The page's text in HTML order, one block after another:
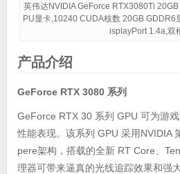
英伟达NVIDIA GeForce RTX3080Ti
PU显卡,10240 CUDA核数 20GB GDDR6
isplayPort 1.4a,双
产品介绍
GeForce RTX 3080 系列
GeForce RTX 30 系列 GPU 可为游
性能表现。该系列 GPU 采用NVIDIA
pere架构，搭载的全新 RT Core、
理器可带来逼真的光线追踪效果和强